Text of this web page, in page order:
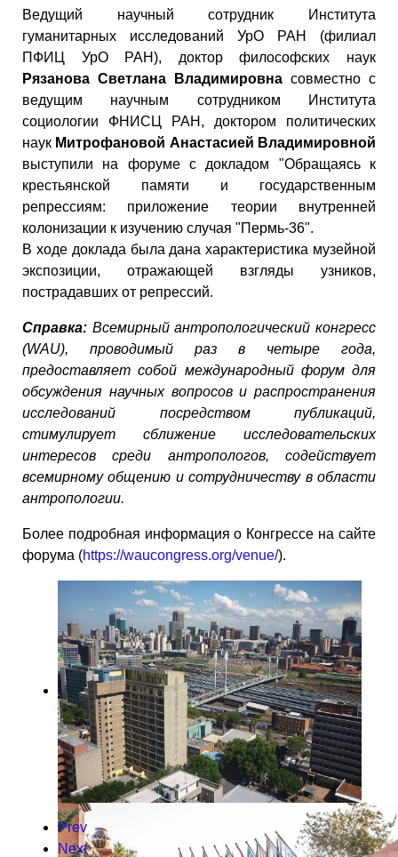
Ведущий научный сотрудник Института
гуманитарных исследований УрО РАН (филиал
ПФИЦ УрО РАН), доктор философских наук
Рязанова Светлана Владимировна совместно с
ведущим научным сотрудником Института
социологии ФНИСЦ РАН, доктором политических
наук Митрофановой Анастасией Владимировной
выступили на форуме с докладом "Обращаясь к
крестьянской памяти и государственным
репрессиям: приложение теории внутренней
колонизации к изучению случая "Пермь-36".
В ходе доклада была дана характеристика музейной
экспозиции, отражающей взгляды узников,
пострадавших от репрессий.
Справка: Всемирный антропологический конгресс
(WAU), проводимый раз в четыре года,
предоставляет собой международный форум для
обсуждения научных вопросов и распространения
исследований посредством публикаций,
стимулирует сближение исследовательских
интересов среди антропологов, содействует
всемирному общению и сотрудничеству в области
антропологии.
Более подробная информация о Конгрессе на сайте
форума (https://waucongress.org/venue/).
Prev
Next